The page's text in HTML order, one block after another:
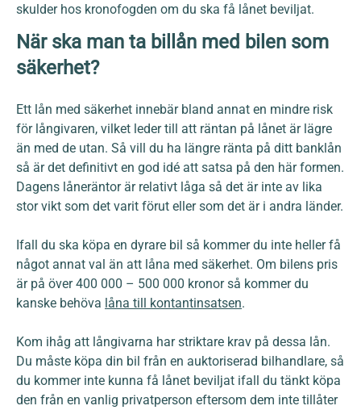
skulder hos kronofogden om du ska få lånet beviljat.
När ska man ta billån med bilen som
säkerhet?
Ett lån med säkerhet innebär bland annat en mindre risk
för långivaren, vilket leder till att räntan på lånet är lägre
än med de utan. Så vill du ha längre ränta på ditt banklån
så är det definitivt en god idé att satsa på den här formen.
Dagens låneräntor är relativt låga så det är inte av lika
stor vikt som det varit förut eller som det är i andra länder.
Ifall du ska köpa en dyrare bil så kommer du inte heller få
något annat val än att låna med säkerhet. Om bilens pris
är på över 400 000 – 500 000 kronor så kommer du
kanske behöva låna till kontantinsatsen.
Kom ihåg att långivarna har striktare krav på dessa lån.
Du måste köpa din bil från en auktoriserad bilhandlare, så
du kommer inte kunna få lånet beviljat ifall du tänkt köpa
den från en vanlig privatperson eftersom dem inte tillåter